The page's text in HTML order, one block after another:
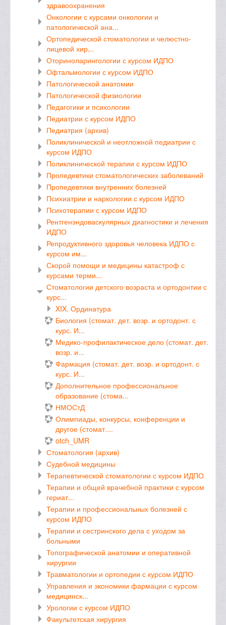
здравоохранения
Онкологии с курсами онкологии и
патологической ана...
Ортопедической стоматологии и челюстно-
лицевой хир...
Оториноларингологии с курсом ИДПО
Офтальмологии с курсом ИДПО
Патологической анатомии
Патологической физиологии
Педагогики и психологии
Педиатрии с курсом ИДПО
Педиатрия (архив)
Поликлинической и неотложной педиатрии с
курсом ИДПО
Поликлинической терапии с курсом ИДПО
Пропедевтики стоматологических заболеваний
Пропедевтики внутренних болезней
Психиатрии и наркологии с курсом ИДПО
Психотерапии с курсом ИДПО
Рентгенэндоваскулярных диагностики и лечения
ИДПО
Репродуктивного здоровья человека ИДПО с
курсом им...
Скорой помощи и медицины катастроф с
курсами терми...
Стоматологии детского возраста и ортодонтии с
курс...
XIX. Ординатура
Биология (стомат. дет. возр. и ортодонт. с
курс. И...
Медико-профилактическое дело (стомат. дет.
возр. и...
Фармация (стомат. дет. возр. и ортодонт. с
курс. И...
Дополнительное профессиональное
образование (стома...
НМОСтД
Олимпиады, конкурсы, конференции и
другое (стомат....
otch_UMR
Стоматология (архив)
Судебной медицины
Терапевтической стоматологии с курсом ИДПО
Терапии и общей врачебной практики с курсом
гериат...
Терапии и профессиональных болезней с
курсом ИДПО
Терапии и сестринского дела с уходом за
больными
Топографической анатомии и оперативной
хирургии
Травматологии и ортопедии с курсом ИДПО
Управления и экономики фармации с курсом
медицинск...
Урологии с курсом ИДПО
Факультетская хирургия